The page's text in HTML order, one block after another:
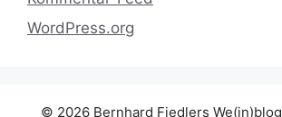
WordPress.org
© 2026 Bernhard Fiedlers We(in)blog